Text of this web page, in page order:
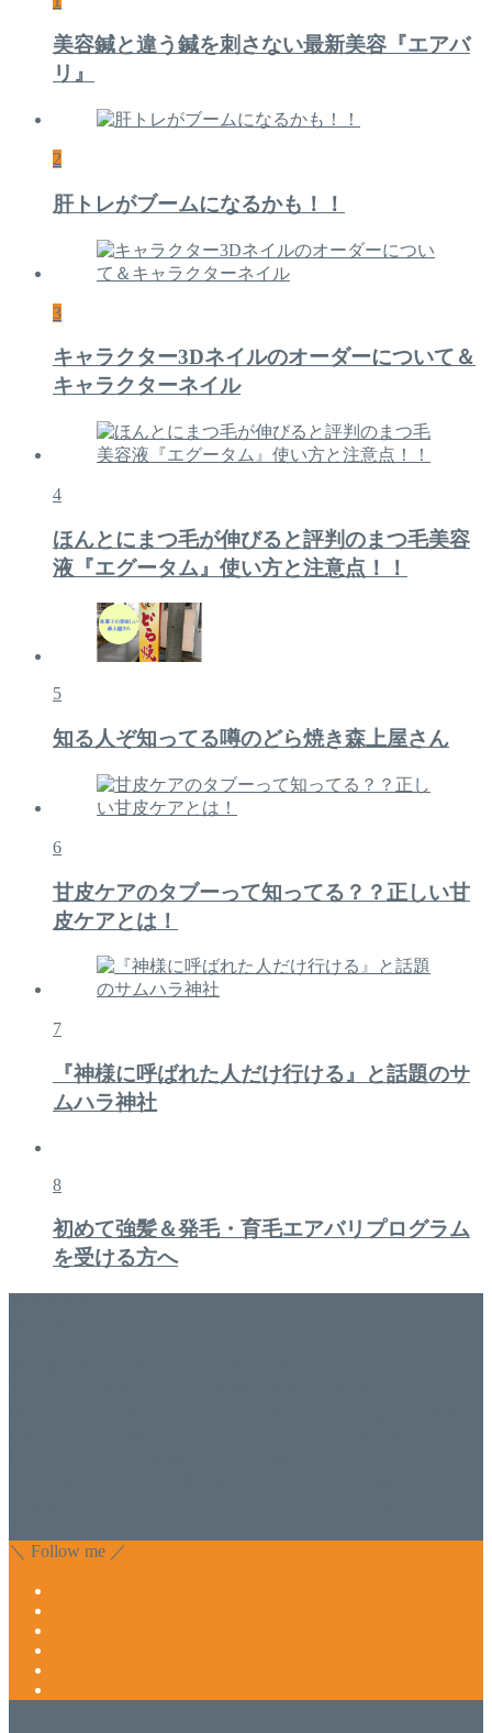
美容鍼と違う鍼を刺さない最新美容『エアバ
リ』
2
肝トレがブームになるかも！！
3
キャラクター3Dネイルのオーダーについて＆
キャラクターネイル
4
ほんとにまつ毛が伸びると評判のまつ毛美容
液『エグータム』使い方と注意点！！
5
知る人ぞ知ってる噂のどら焼き森上屋さん
6
甘皮ケアのタブーって知ってる？？正しい甘
皮ケアとは！
7
『神様に呼ばれた人だけ行ける』と話題のサ
ムハラ神社
8
初めて強髪＆発毛・育毛エアバリプログラム
を受ける方へ
＼ Follow me ／